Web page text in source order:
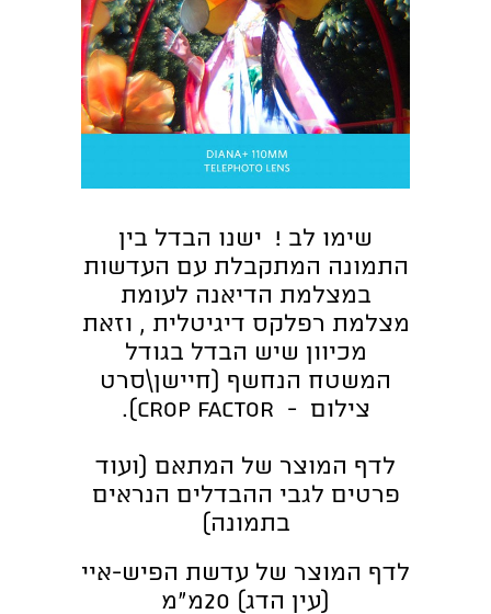
שימו לב ! ישנו הבדל בין
התמונה המתקבלת עם העדשות
במצלמת הדיאנה לעומת
מצלמת רפלקס דיגיטלית , וזאת
מכיוון שיש הבדל בגודל
המשטח הנחשף (חיישן\סרט
צילום - crop factor).
לדף המוצר של המתאם (ועוד
פרטים לגבי ההבדלים הנראים
בתמונה)
לדף המוצר של עדשת הפיש-איי
(עין הדג) 20מ"מ